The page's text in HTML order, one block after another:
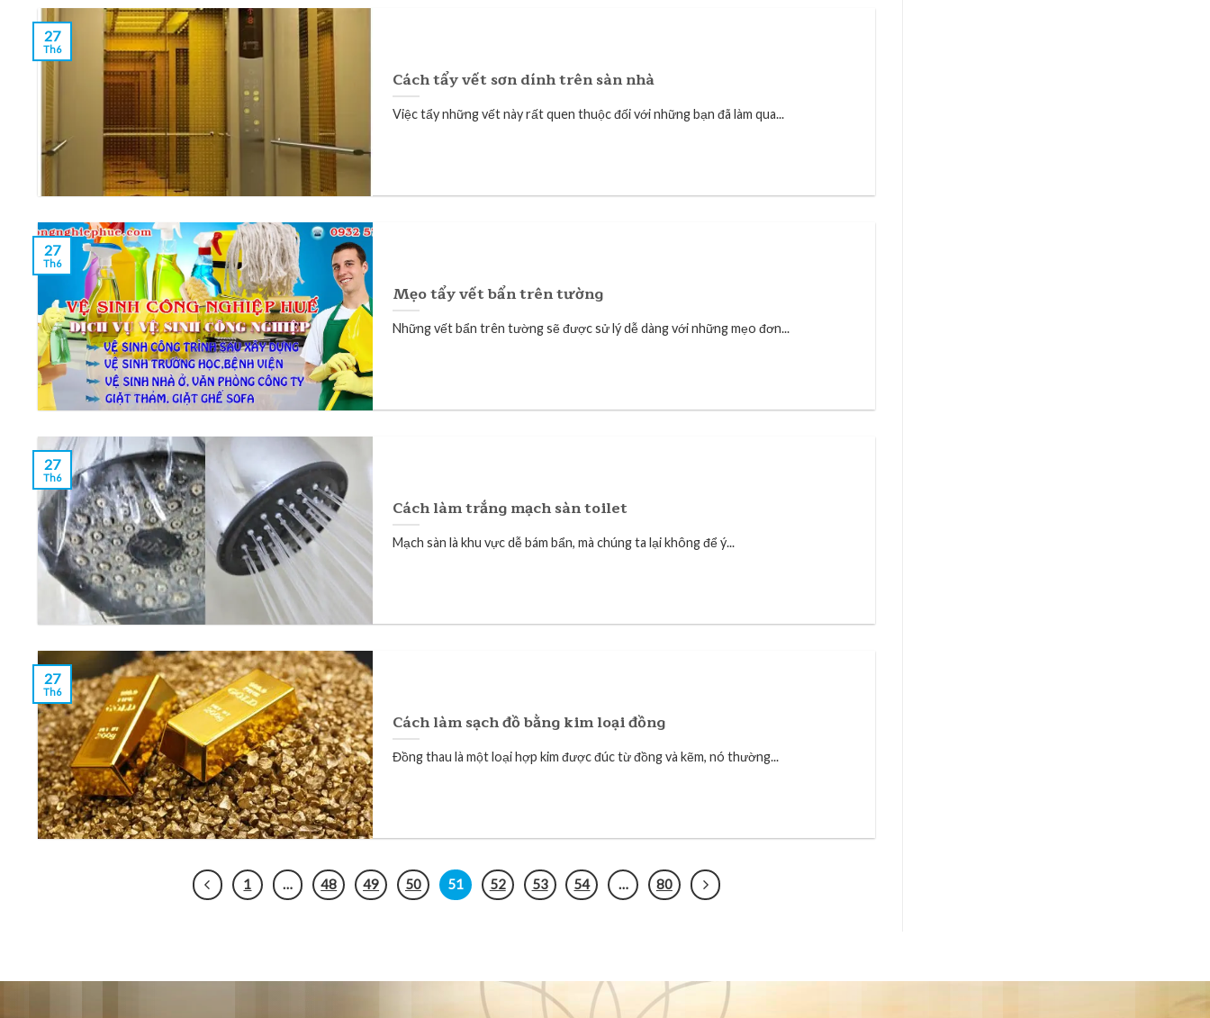
Cách tẩy vết sơn dính trên sàn nhà
Việc tẩy những vết này rất quen thuộc đối với những bạn đã làm qua...
27
Th6
Mẹo tẩy vết bẩn trên tường
Những vết bẩn trên tường sẽ được sử lý dễ dàng với những mẹo đơn...
27
Th6
Cách làm trắng mạch sàn toilet
Mạch sàn là khu vực dễ bám bẩn, mà chúng ta lại không để ý...
27
Th6
Cách làm sạch đồ bằng kim loại đồng
Đồng thau là một loại hợp kim được đúc từ đồng và kẽm, nó thường...
27
Th6
1 … 48 49 50 51 52 53 54 … 80